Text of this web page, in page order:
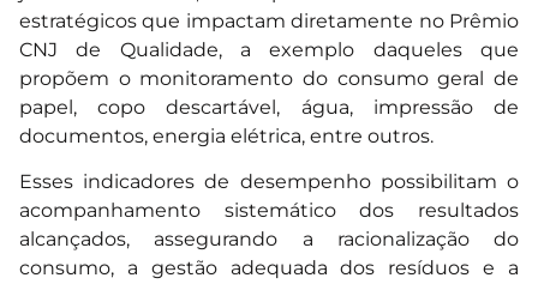
estratégicos que impactam diretamente no Prêmio
CNJ de Qualidade, a exemplo daqueles que
propõem o monitoramento do consumo geral de
papel, copo descartável, água, impressão de
documentos, energia elétrica, entre outros.
Esses indicadores de desempenho possibilitam o
acompanhamento sistemático dos resultados
alcançados, assegurando a racionalização do
consumo, a gestão adequada dos resíduos e a